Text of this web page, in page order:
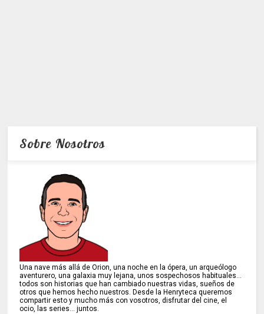
Sobre Nosotros
Una nave más allá de Orion, una noche en la ópera, un arqueólogo
aventurero, una galaxia muy lejana, unos sospechosos habituales...
todos son historias que han cambiado nuestras vidas, sueños de
otros que hemos hecho nuestros. Desde la Henryteca queremos
compartir esto y mucho más con vosotros, disfrutar del cine, el
ocio, las series... juntos.